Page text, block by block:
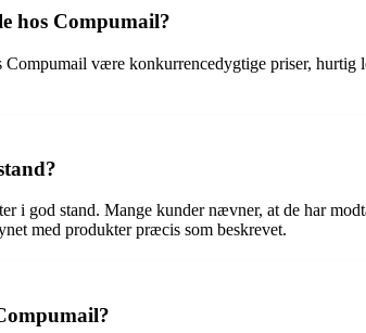
hos Compumail?
være konkurrencedygtige priser,
i god stand. Mange kunder nævner, at de har
med produkter præcis som beskrevet.